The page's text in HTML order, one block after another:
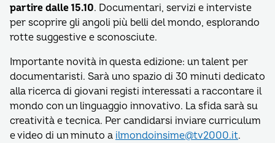
partire dalle 15.10. Documentari, servizi e interviste
per scoprire gli angoli più belli del mondo, esplorando
rotte suggestive e sconosciute.
Importante novità in questa edizione: un talent per
documentaristi. Sarà uno spazio di 30 minuti dedicato
alla ricerca di giovani registi interessati a raccontare il
mondo con un linguaggio innovativo. La sfida sarà su
creatività e tecnica. Per candidarsi inviare curriculum
e video di un minuto a ilmondoinsime@tv2000.it.